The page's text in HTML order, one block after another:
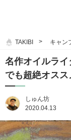
TAKIBI キャン
名作オイルラ
でも超絶オスス
しゅん坊
2020.04.13